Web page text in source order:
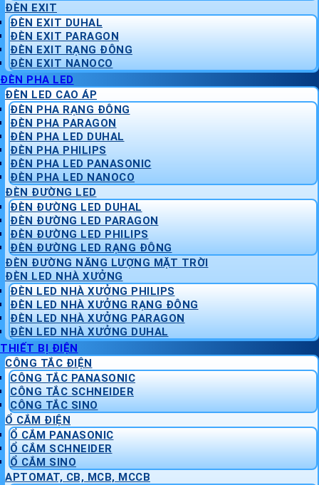
ĐÈN EXIT
ĐÈN EXIT DUHAL
ĐÈN EXIT PARAGON
ĐÈN EXIT RẠNG ĐÔNG
ĐÈN EXIT NANOCO
ĐÈN PHA LED
ĐÈN LED CAO ÁP
ĐÈN PHA RẠNG ĐÔNG
ĐÈN PHA PARAGON
ĐÈN PHA LED DUHAL
ĐÈN PHA PHILIPS
ĐÈN PHA LED PANASONIC
ĐÈN PHA LED NANOCO
ĐÈN ĐƯỜNG LED
ĐÈN ĐƯỜNG LED DUHAL
ĐÈN ĐƯỜNG LED PARAGON
ĐÈN ĐƯỜNG LED PHILIPS
ĐÈN ĐƯỜNG LED RẠNG ĐÔNG
ĐÈN ĐƯỜNG NĂNG LƯỢNG MẶT TRỜI
ĐÈN LED NHÀ XƯỞNG
ĐÈN LED NHÀ XƯỞNG PHILIPS
ĐÈN LED NHÀ XƯỞNG RẠNG ĐÔNG
ĐÈN LED NHÀ XƯỞNG PARAGON
ĐÈN LED NHÀ XƯỞNG DUHAL
THIẾT BỊ ĐIỆN
CÔNG TẮC ĐIỆN
CÔNG TẮC PANASONIC
CÔNG TẮC SCHNEIDER
CÔNG TẮC SINO
Ổ CẮM ĐIỆN
Ổ CẮM PANASONIC
Ổ CẮM SCHNEIDER
Ổ CẮM SINO
APTOMAT, CB, MCB, MCCB